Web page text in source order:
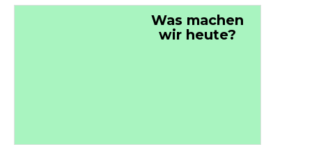
Was machen
wir heute?